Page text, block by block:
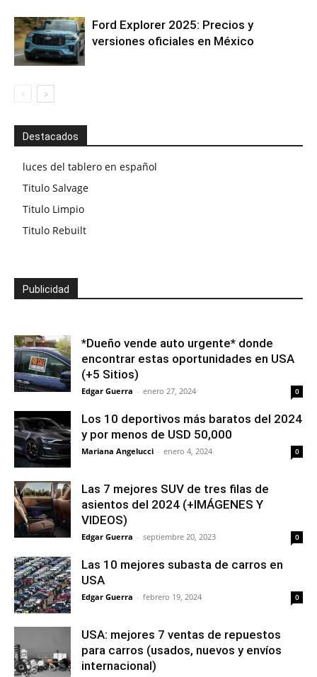
Ford Explorer 2025: Precios y
versiones oficiales en México
Destacados
luces del tablero en español
Titulo Salvage
Titulo Limpio
Titulo Rebuilt
Publicidad
*Dueño vende auto urgente* donde
encontrar estas oportunidades en USA
(+5 Sitios)
Edgar Guerra - enero 27, 2024 0
Los 10 deportivos más baratos del 2024
y por menos de USD 50,000
Mariana Angelucci - enero 4, 2024 0
Las 7 mejores SUV de tres filas de
asientos del 2024 (+IMÁGENES Y
VIDEOS)
Edgar Guerra - septiembre 20, 2023 0
Las 10 mejores subasta de carros en
USA
Edgar Guerra - febrero 19, 2024 0
USA: mejores 7 ventas de repuestos
para carros (usados, nuevos y envíos
internacional)